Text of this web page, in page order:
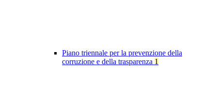
Piano triennale per la prevenzione della
corruzione e della trasparenza 1